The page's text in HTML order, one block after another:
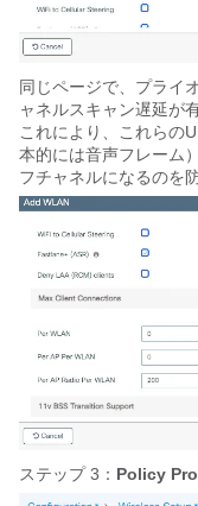
同じページで、プライ
ャネルスキャン遅延が
これにより、これらの
本的には音声フレーム
フチャネルになるのを
ステップ 3： Policy